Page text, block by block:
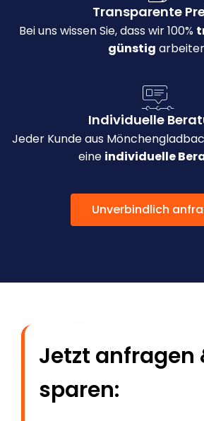
Transparente
Bei uns wissen Sie, dass wir 100%
günstig
Individuelle
Jeder Kunde aus
eine individuelle
Unverbindlich
Jetzt anfragen
sparen: